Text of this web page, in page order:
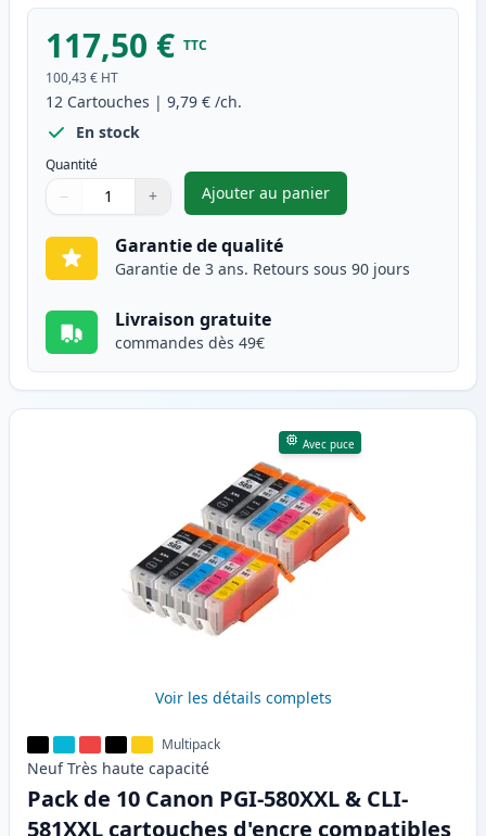
117,50 € TTC
100,43 € HT
12 Cartouches | 9,79 € /ch.
En stock
Quantité
Quantité
Utilisez les boutons pour ajuster
− +
Quantité
Ajouter au panier
,Pack de 12 Canon PGI-
Garantie de qualité
Garantie de 3 ans. Retours sous 90 jours
Livraison gratuite
commandes dès 49€
Avec puce
Voir les détails complets
Multipack
Neuf Très haute capacité
Pack de 10 Canon PGI-580XXL & CLI-
581XXL cartouches d'encre compatibles